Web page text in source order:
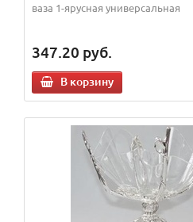
ваза 1-ярусная универсальная
347.20 руб.
В корзину